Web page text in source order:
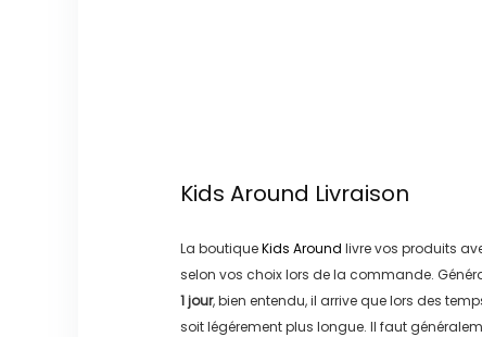
Kids Around Livraison
La boutiqueKids Around livre vos produits
selon vos choix lors de la commande.
1 jour, bien entendu, il arrive que lors des
soit légérement plus longue. Il faut